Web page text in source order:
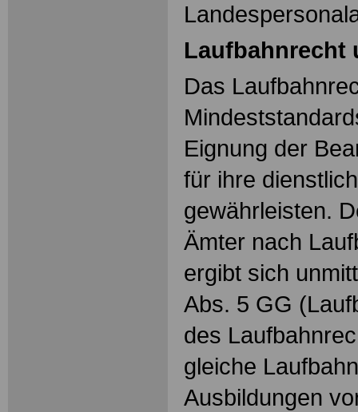
Laufbahnrecht
Das
Eignung der
für ihre
gewährleisten.
Ämter nach
ergibt sich
Abs. 5 GG
des
gleiche
Ausbildungen